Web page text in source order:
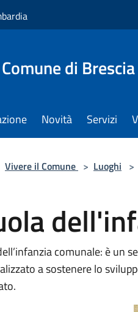
Comune di Brescia
Novità Servizi
Vivere il Comune > Luoghi >
comunale: è un
a sostenere lo